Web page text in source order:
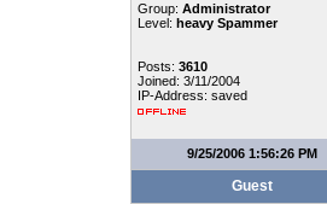
Group: Administrator
Level: heavy Spammer
Posts: 3610
Joined: 3/11/2004
IP-Address: saved
9/25/2006 1:56:26 PM
Guest